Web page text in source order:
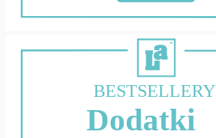
BESTSELLERY
Dodatki